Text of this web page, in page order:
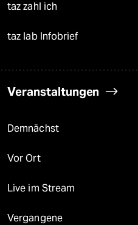
taz zahl ich
taz lab Infobrief
Veranstaltungen
Demnächst
Vor Ort
Live im Stream
Vergangene